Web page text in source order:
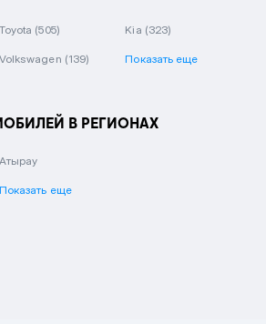
Toyota (505) Kia (323)
Volkswagen (139) Показать еще
В РЕГИОНАХ
Атырау
Показать еще